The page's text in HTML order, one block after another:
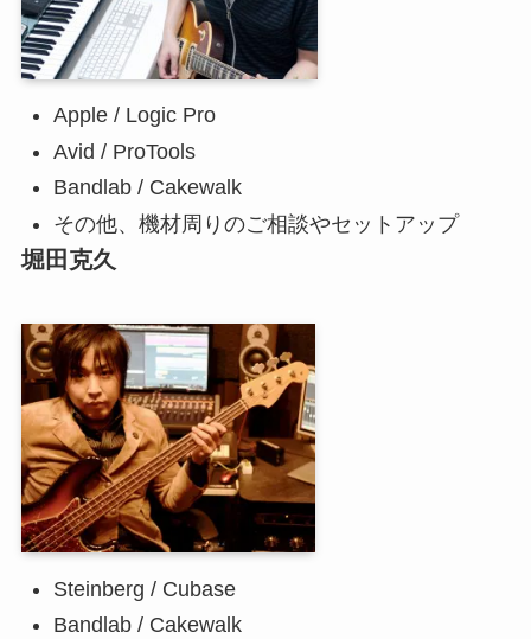
Apple / Logic Pro
Avid / ProTools
Bandlab / Cakewalk
その他、機材周りのご相談やセットアップ
堀田克久
Steinberg / Cubase
Bandlab / Cakewalk